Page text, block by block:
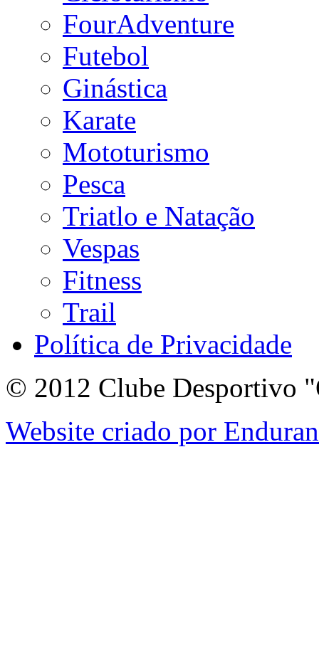
FourAdventure
Futebol
Ginástica
Karate
Mototurismo
Pesca
Triatlo e Natação
Vespas
Fitness
Trail
Política de Privacidade
© 2012 Clube Desportivo
Website criado por